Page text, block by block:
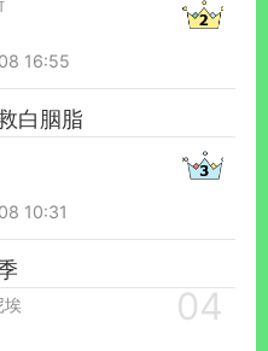
16:55
白胭脂
10:31
埃